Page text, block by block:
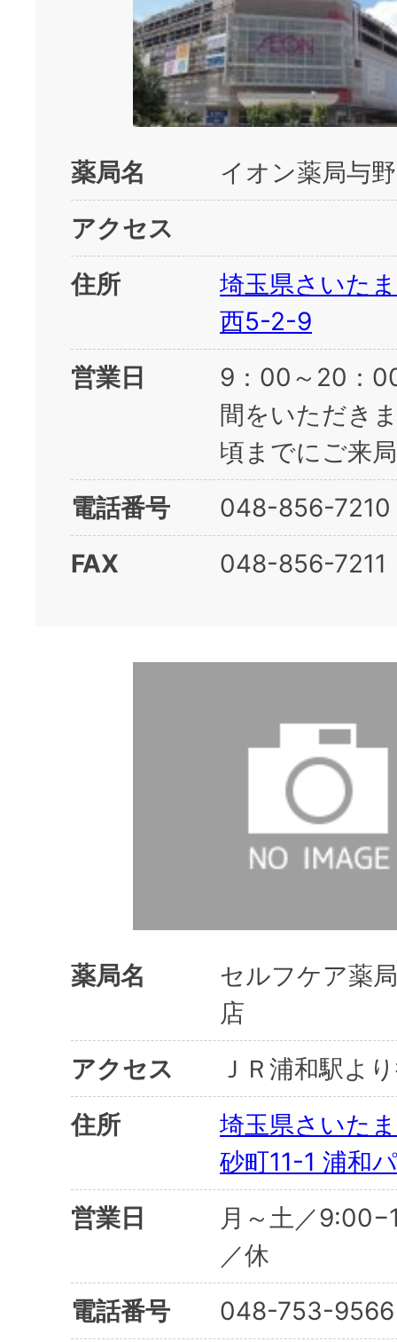
薬局名
イオン薬局与
アクセス
住所
埼玉県さいた
西5-2-9
営業日
9：00～20：
間をいただき
頃までにご来
電話番号
048-856-7210
FAX
048-856-7211
薬局名
セルフケア薬
店
アクセス
ＪＲ浦和駅よ
住所
埼玉県さいた
砂町11-1 浦和
営業日
月～土／
／休
電話番号
048-753-9566